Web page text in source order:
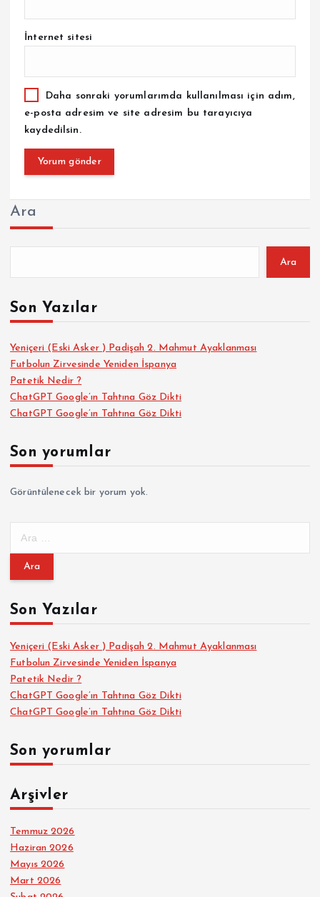
İnternet sitesi
Daha sonraki yorumlarımda kullanılması için adım,
e-posta adresim ve site adresim bu tarayıcıya
kaydedilsin.
Ara
Ara
Son Yazılar
Yeniçeri (Eski Asker ) Padişah 2. Mahmut Ayaklanması
Futbolun Zirvesinde Yeniden İspanya
Patetik Nedir ?
ChatGPT Google’ın Tahtına Göz Dikti
ChatGPT Google’ın Tahtına Göz Dikti
Son yorumlar
Görüntülenecek bir yorum yok.
m
:Son Yazılar
Yeniçeri (Eski Asker ) Padişah 2. Mahmut Ayaklanması
Futbolun Zirvesinde Yeniden İspanya
Patetik Nedir ?
ChatGPT Google’ın Tahtına Göz Dikti
ChatGPT Google’ın Tahtına Göz Dikti
Son yorumlar
Arşivler
Temmuz 2026
Haziran 2026
Mayıs 2026
Mart 2026